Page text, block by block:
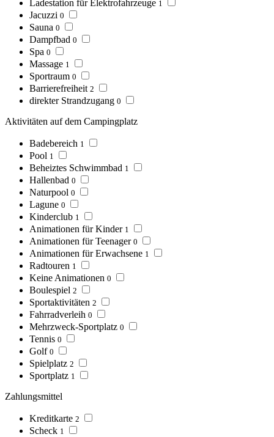
Ladestation für Elektrofahrzeuge 1
Jacuzzi 0
Sauna 0
Dampfbad 0
Spa 0
Massage 1
Sportraum 0
Barrierefreiheit 2
direkter Strandzugang 0
Aktivitäten auf dem Campingplatz
Badebereich 1
Pool 1
Beheiztes Schwimmbad 1
Hallenbad 0
Naturpool 0
Lagune 0
Kinderclub 1
Animationen für Kinder 1
Animationen für Teenager 0
Animationen für Erwachsene 1
Radtouren 1
Keine Animationen 0
Boulespiel 2
Sportaktivitäten 2
Fahrradverleih 0
Mehrzweck-Sportplatz 0
Tennis 0
Golf 0
Spielplatz 2
Sportplatz 1
Zahlungsmittel
Kreditkarte 2
Scheck 1